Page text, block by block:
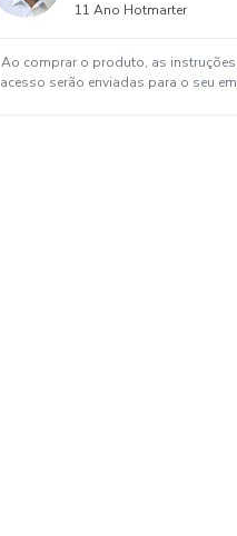
11 Ano Hotmarter
Ao comprar o produto, as
acesso serão enviadas para o seu